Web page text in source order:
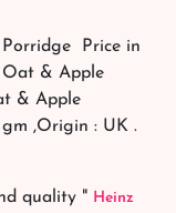
Price in
Oat & Apple
& Apple
,Origin : UK .
quality " Heinz